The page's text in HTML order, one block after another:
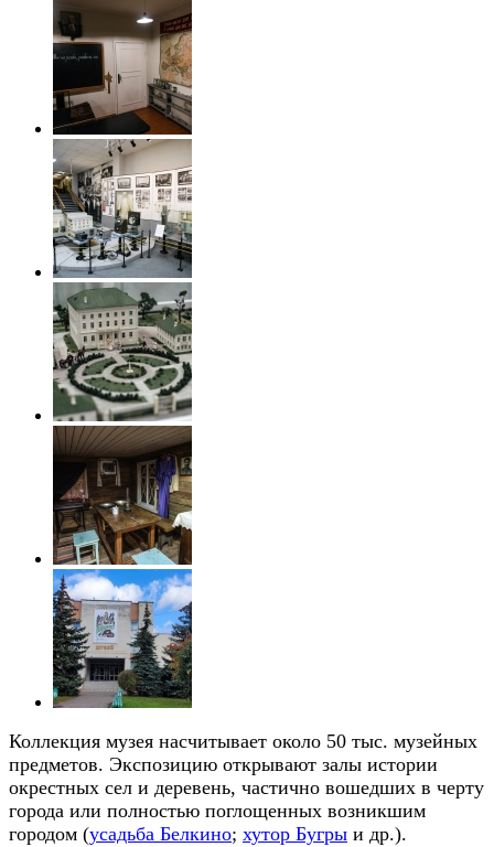
Коллекция музея насчитывает около 50 тыс. музейных
предметов. Экспозицию открывают залы истории
окрестных сел и деревень, частично вошедших в черту
города или полностью поглощенных возникшим
городом (усадьба Белкино; хутор Бугры и др.).